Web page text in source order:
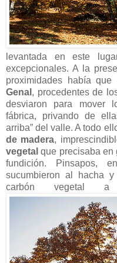
levantada en este
excepcionales. A la
proximidades había que
Genal , procedentes de
desviaron para mover
fábrica, privando de
arriba” del valle. A todo
de madera,
vegetal que precisaba en
fundición. Pinsapos,
sucumbieron al hacha
carbón vegetal